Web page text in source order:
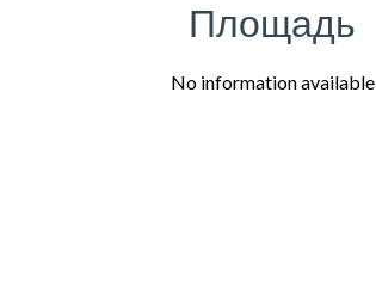
Площадь
No information available